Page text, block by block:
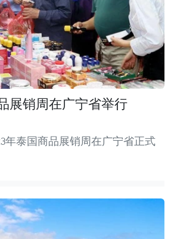
展销周在广宁省举行
年泰国商品展销周在广宁省正式